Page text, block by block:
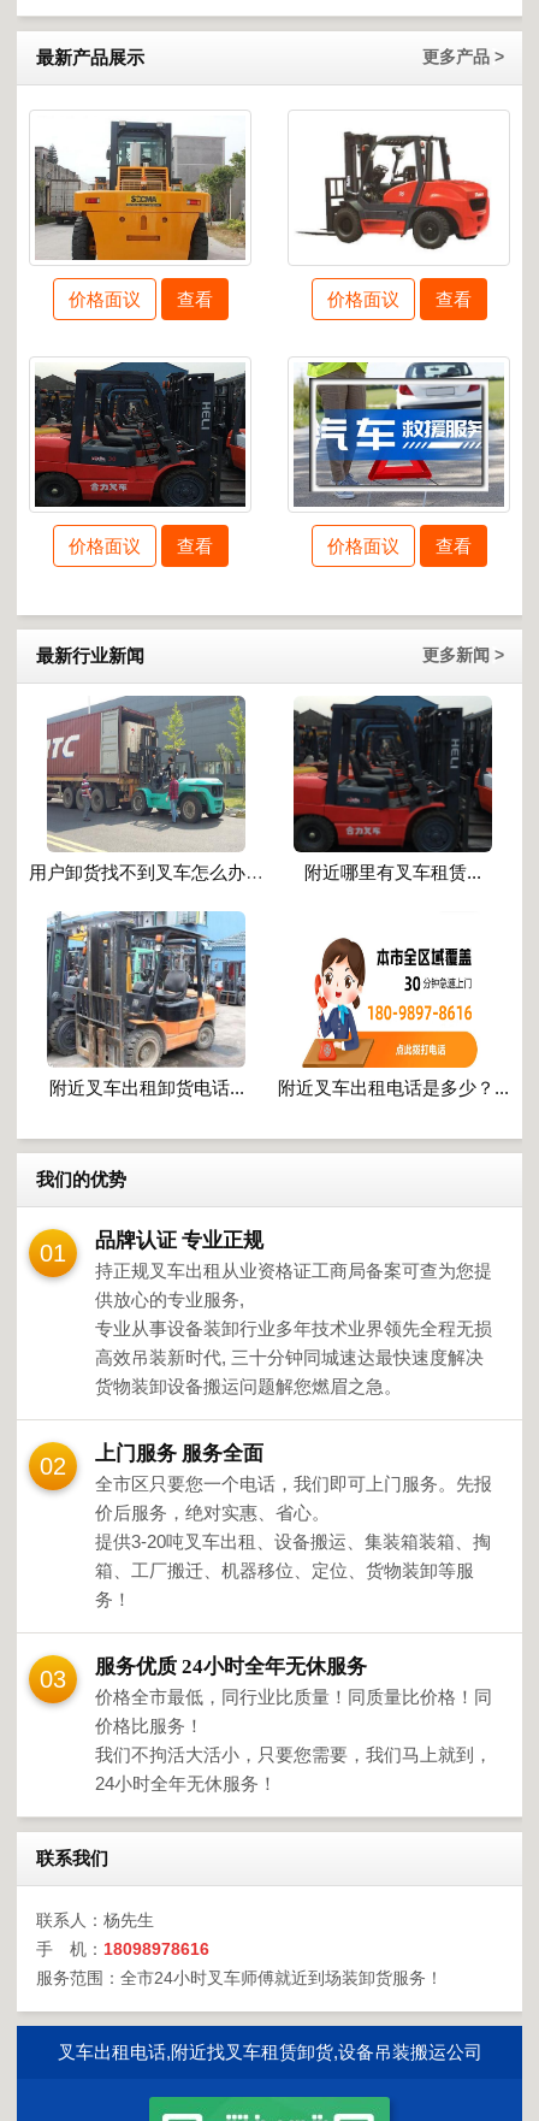
最新产品展示 更多产品 >
价格面议 查看 价格面议 查看
价格面议 查看 价格面议 查看
最新行业新闻 更多新闻 >
用户卸货找不到叉车怎么办 如何在附近找叉车... 附近哪里有叉车租赁...
附近叉车出租卸货电话... 附近叉车出租电话是多少？...
我们的优势
01 品牌认证 专业正规
持正规叉车出租从业资格证工商局备案可查为您提
供放心的专业服务,
专业从事设备装卸行业多年技术业界领先全程无损
高效吊装新时代, 三十分钟同城速达最快速度解决
货物装卸设备搬运问题解您燃眉之急。
02 上门服务 服务全面
全市区只要您一个电话，我们即可上门服务。先报
价后服务，绝对实惠、省心。
提供3-20吨叉车出租、设备搬运、集装箱装箱、掏
箱、工厂搬迁、机器移位、定位、货物装卸等服
务！
03 服务优质 24小时全年无休服务
价格全市最低，同行业比质量！同质量比价格！同
价格比服务！
我们不拘活大活小，只要您需要，我们马上就到，
24小时全年无休服务！
联系我们
联系人：杨先生
手 机： 18098978616
服务范围：全市24小时叉车师傅就近到场装卸货服务！
叉车出租电话,附近找叉车租赁卸货,设备吊装搬运公司